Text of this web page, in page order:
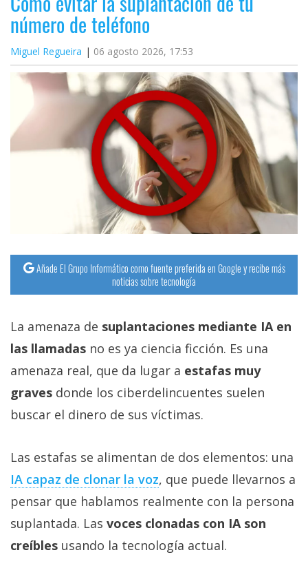
número de teléfono
Miguel Regueira 06 agosto 2026, 17:53
Añade El Grupo Informático como fuente preferida en Google y recibe más
noticias sobre tecnología
La amenaza de suplantaciones mediante IA en
las llamadas no es ya ciencia ficción. Es una
amenaza real, que da lugar a estafas muy
graves donde los ciberdelincuentes suelen
buscar el dinero de sus víctimas.
Las estafas se alimentan de dos elementos: una
IA capaz de clonar la voz‎, que puede llevarnos a
pensar que hablamos realmente con la persona
suplantada. Las voces clonadas con IA son
creíbles usando la tecnología actual.